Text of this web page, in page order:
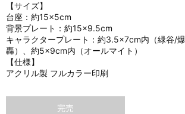
【サイズ】
台座：約15×5cm
背景プレート：約15×9.5cm
キャラクタープレート：約3.5×7cm内（緑谷/
轟）、約5×9cm内（オールマイト）
【仕様】
アクリル製 フルカラー印刷
完売